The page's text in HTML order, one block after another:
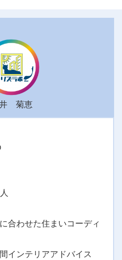
菊恵
人
合わせた住まいコーディ
インテリアアドバイス